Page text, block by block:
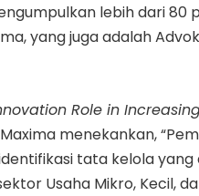
lebih dari
yang juga adalah
Role in
menekankan,
tata kelola
Usaha Mikro, Kecil,